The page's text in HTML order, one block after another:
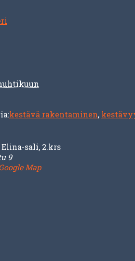
kestävä rakentaminen,
sali, 2.krs
9
Map